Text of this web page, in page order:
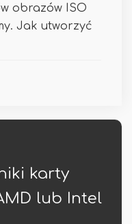
obrazów ISO
Jak utworzyć
obrońcy